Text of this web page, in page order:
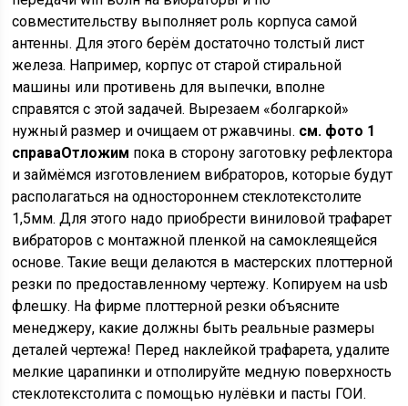
совместительству выполняет роль корпуса самой
антенны. Для этого берём достаточно толстый лист
железа. Например, корпус от старой стиральной
машины или противень для выпечки, вполне
справятся с этой задачей. Вырезаем «болгаркой»
нужный размер и очищаем от ржавчины. см. фото 1
справаОтложим пока в сторону заготовку рефлектора
и займёмся изготовлением вибраторов, которые будут
располагаться на одностороннем стеклотекстолите
1,5мм. Для этого надо приобрести виниловой трафарет
вибраторов с монтажной пленкой на самоклеящейся
основе. Такие вещи делаются в мастерских плоттерной
резки по предоставленному чертежу. Копируем на usb
флешку. На фирме плоттерной резки объясните
менеджеру, какие должны быть реальные размеры
деталей чертежа! Перед наклейкой трафарета, удалите
мелкие царапинки и отполируйте медную поверхность
стеклотекстолита с помощью нулёвки и пасты ГОИ.